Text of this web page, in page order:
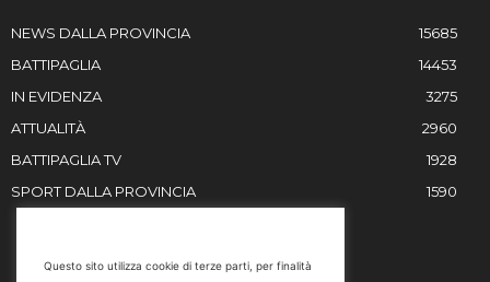
NEWS DALLA PROVINCIA
15685
BATTIPAGLIA
14453
IN EVIDENZA
3275
ATTUALITÀ
2960
BATTIPAGLIA TV
1928
SPORT DALLA PROVINCIA
1590
Questo sito utilizza cookie di terze parti, per finalità